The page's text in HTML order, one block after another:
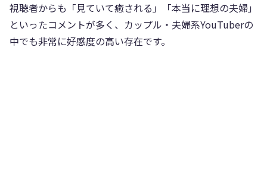
視聴者からも「見ていて癒される」「本当に理想の夫婦」
といったコメントが多く、カップル・夫婦系YouTuberの
中でも非常に好感度の高い存在です。